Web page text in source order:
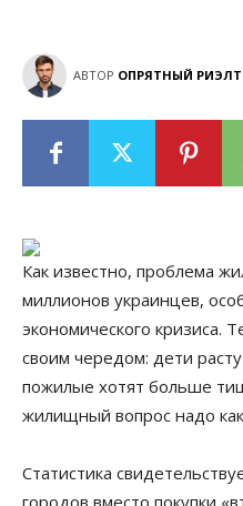
АВТОР ОПРЯТНЫЙ
Как известно, проблема
миллионов украинцев,
экономического кризиса.
своим чередом: дети
пожилые хотят больше
жилищный вопрос надо
Статистика
городов вместо покупки